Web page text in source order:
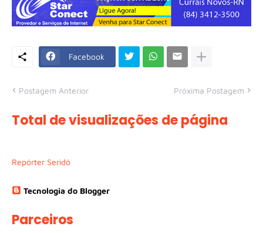
Facebook
Postagem Anterior Próxima Postagem
Total de visualizações de página
Repórter Seridó
Tecnologia do Blogger
Parceiros